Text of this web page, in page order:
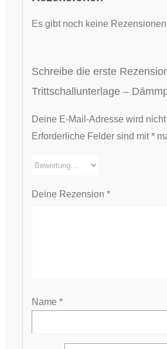
Es gibt noch keine
Schreibe die erste
Trittschallunterlage –
Deine E-Mail-Adresse wird
Erforderliche Felder sind mit*
Deine Rezension *
Name *